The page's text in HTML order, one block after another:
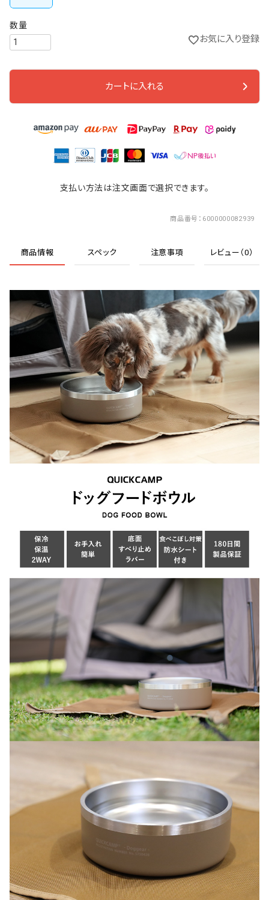
お気に入り登録
カートに入れる
支払い方法は注文画面で選択できます。
商品番号 6000000082939
商品情報 スペック 注意事項 レビュー（0）